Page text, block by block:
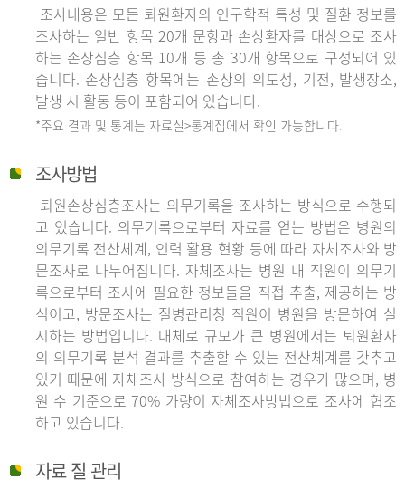
조사내용은 모든 퇴원환자의 인구학적 특성 및 질환 정보를
조사하는 일반 항목 20개 문항과 손상환자를 대상으로 조사
하는 손상심층 항목 10개 등 총 30개 항목으로 구성되어 있
습니다. 손상심층 항목에는 손상의 의도성, 기전, 발생장소,
발생 시 활동 등이 포함되어 있습니다.
*주요 결과 및 통계는 자료실>통계집에서 확인 가능합니다.
조사방법
퇴원손상심층조사는 의무기록을 조사하는 방식으로 수행되
고 있습니다. 의무기록으로부터 자료를 얻는 방법은 병원의
의무기록 전산체계, 인력 활용 현황 등에 따라 자체조사와 방
문조사로 나누어집니다. 자체조사는 병원 내 직원이 의무기
록으로부터 조사에 필요한 정보들을 직접 추출, 제공하는 방
식이고, 방문조사는 질병관리청 직원이 병원을 방문하여 실
시하는 방법입니다. 대체로 규모가 큰 병원에서는 퇴원환자
의 의무기록 분석 결과를 추출할 수 있는 전산체계를 갖추고
있기 때문에 자체조사 방식으로 참여하는 경우가 많으며, 병
원 수 기준으로 70% 가량이 자체조사방법으로 조사에 협조
하고 있습니다.
자료 질 관리